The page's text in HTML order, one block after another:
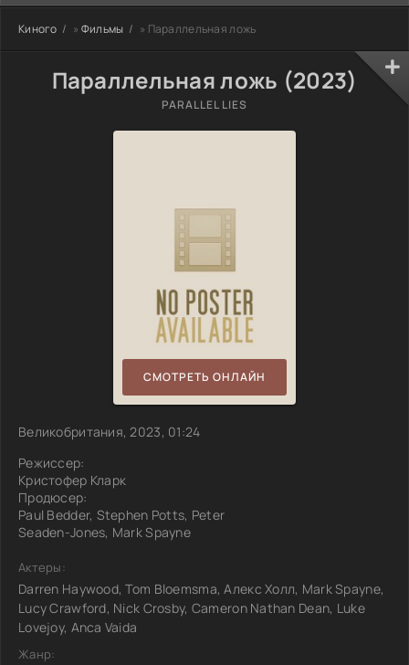
Киного » Фильмы » Параллельная ложь
Параллельная ложь (2023)
PARALLEL LIES
СМОТРЕТЬ ОНЛАЙН
Великобритания, 2023, 01:24
Режиссер:
Кристофер Кларк
Продюсер:
Paul Bedder, Stephen Potts, Peter
Seaden-Jones, Mark Spayne
Актеры:
Darren Haywood, Tom Bloemsma, Алекс Холл, Mark Spayne,
Lucy Crawford, Nick Crosby, Cameron Nathan Dean, Luke
Lovejoy, Anca Vaida
Жанр: